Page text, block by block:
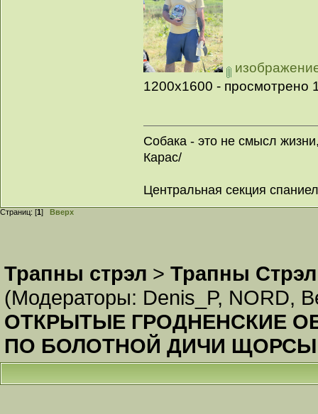
1200x1600 - просмотрено
Собака - это не смысл
Карас/
Центральная секция
Страниц: [1] Вверх
Трапны стрэл > Трапны Стрэл
(Модераторы: Denis_P, NORD,
ОТКРЫТЫЕ ГРОДНЕНСКИЕ
ПО БОЛОТНОЙ ДИЧИ ЩОРСЫ